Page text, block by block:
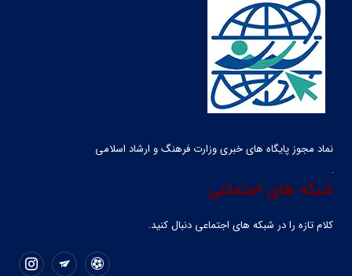
نماد مجوز پایگاه های خبری وزارت فرهنگ و ارشاد اسلامی
شبکه های اجتماعی
کلام تازه را در شبکه ‌های اجتماعی دنبال کنید.